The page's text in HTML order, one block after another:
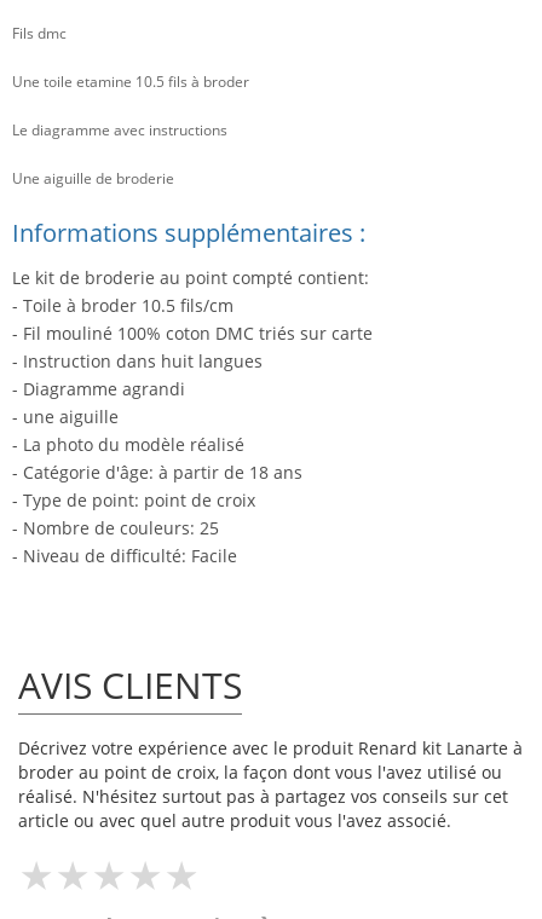
Fils dmc
Une toile etamine 10.5 fils à broder
Le diagramme avec instructions
Une aiguille de broderie
Informations supplémentaires :
Le kit de broderie au point compté contient:
- Toile à broder 10.5 fils/cm
- Fil mouliné 100% coton DMC triés sur carte
- Instruction dans huit langues
- Diagramme agrandi
- une aiguille
- La photo du modèle réalisé
- Catégorie d'âge: à partir de 18 ans
- Type de point: point de croix
- Nombre de couleurs: 25
- Niveau de difficulté: Facile
AVIS CLIENTS
Décrivez votre expérience avec le produit Renard kit Lanarte à
broder au point de croix, la façon dont vous l'avez utilisé ou
réalisé. N'hésitez surtout pas à partagez vos conseils sur cet
article ou avec quel autre produit vous l'avez associé.